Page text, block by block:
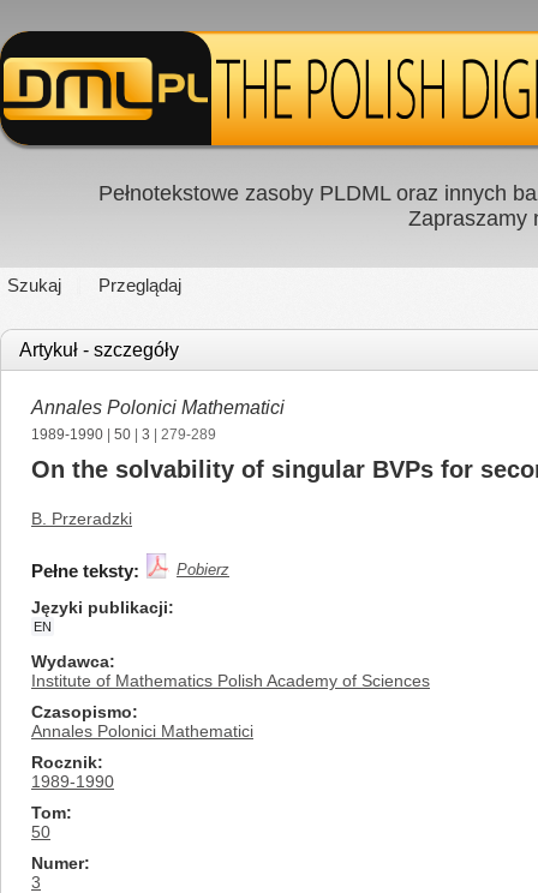
Pełnotekstowe zasoby PLDML oraz innych
Zapraszamy
Szukaj Przeglądaj
Artykuł - szczegóły
Annales Polonici Mathematici
1989-1990 50 3 | 279-289
On the solvability of singular BVPs for
B. Przeradzki
Pełne teksty: Pobierz
Języki publikacji
EN
Wydawca
Institute of Mathematics Polish Academy of Sciences
Czasopismo
Annales Polonici Mathematici
Rocznik
1989-1990
Tom
50
Numer
3